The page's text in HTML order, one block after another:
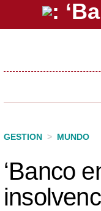
GESTION > MUNDO
‘Banco